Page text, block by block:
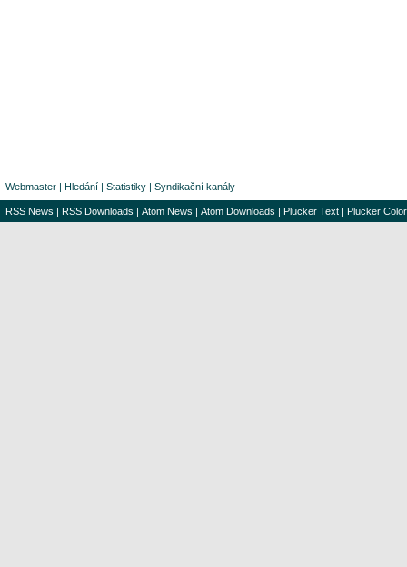
Webmaster | Hledání | Statistiky | Syndikační kanály
RSS News | RSS Downloads | Atom News | Atom Downloads | Plucker Text | Plucker Color